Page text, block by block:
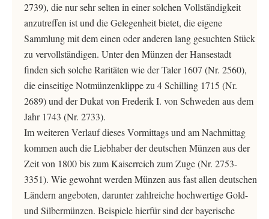
2739), die nur sehr selten in einer solchen Vollständigkeit
anzutreffen ist und die Gelegenheit bietet, die eigene
Sammlung mit dem einen oder anderen lang gesuchten Stück
zu vervollständigen. Unter den Münzen der Hansestadt
finden sich solche Raritäten wie der Taler 1607 (Nr. 2560),
die einseitige Notmünzenklippe zu 4 Schilling 1715 (Nr.
2689) und der Dukat von Frederik I. von Schweden aus dem
Jahr 1743 (Nr. 2733).
Im weiteren Verlauf dieses Vormittags und am Nachmittag
kommen auch die Liebhaber der deutschen Münzen aus der
Zeit von 1800 bis zum Kaiserreich zum Zuge (Nr. 2753-
3351). Wie gewohnt werden Münzen aus fast allen deutschen
Ländern angeboten, darunter zahlreiche hochwertige Gold-
und Silbermünzen. Beispiele hierfür sind der bayerische